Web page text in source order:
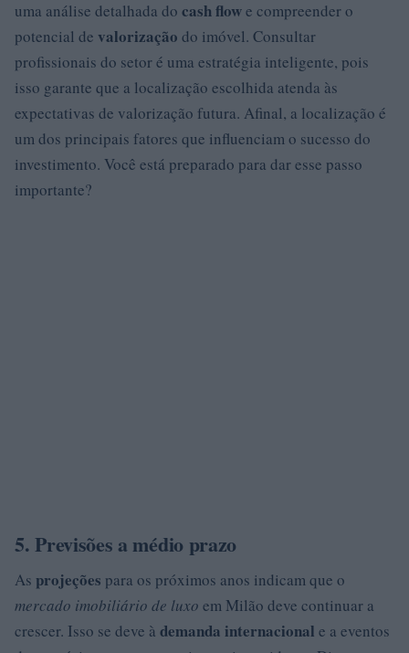
uma análise detalhada do cash flowe compreender o
potencial de valorização do imóvel. Consultar
profissionais do setor é uma estratégia inteligente, pois
isso garante que a localização escolhida atenda às
expectativas de valorização futura. Afinal, a localização é
um dos principais fatores que influenciam o sucesso do
investimento. Você está preparado para dar esse passo
importante?
5. Previsões a médio prazo
As projeções para os próximos anos indicam que o
mercado imobiliário de luxo em Milão deve continuar a
crescer. Isso se deve à demanda internacional e a eventos